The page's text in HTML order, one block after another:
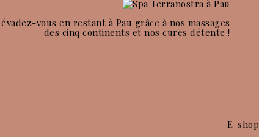
vous en restant à Pau grâce à nos massages
des cinq continents et nos cures détente !
E-shop